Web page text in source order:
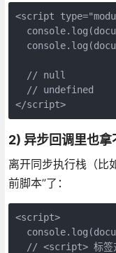
<script
// null
// undefined
</script>
2) 异步回调里也拿
离开同步执行栈（比
前脚本”了：
<script>
// <script> 标签